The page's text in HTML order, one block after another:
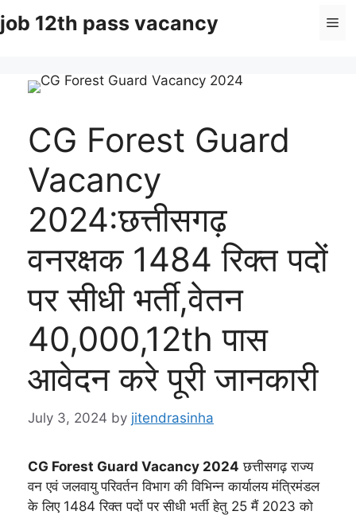
to
job 12th pass vacancy
CG Forest Guard
Vacancy
2024:छत्तीसगढ़
वनरक्षक 1484 रिक्त पदों
पर सीधी भर्ती,वेतन
40,000,12th पास
आवेदन करे पूरी जानकारी
July 3, 2024 by jitendrasinha
CG Forest Guard Vacancy 2024 छत्तीसगढ़ राज्य
वन एवं जलवायु परिवर्तन विभाग की विभिन्न कार्यालय मंत्रिमंडल
के लिए 1484 रिक्त पदों पर सीधी भर्ती हेतु 25 मैं 2023 को